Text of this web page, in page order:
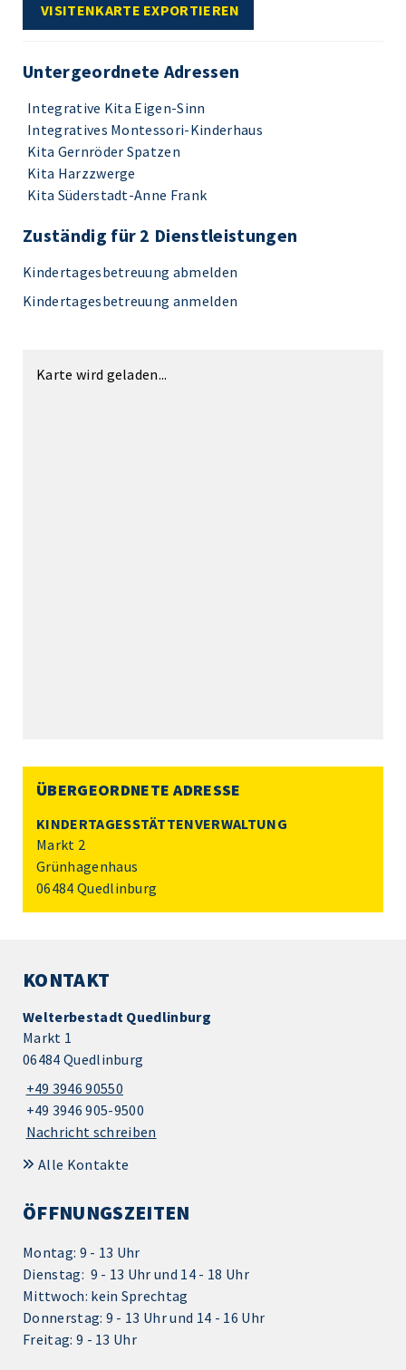
VISITENKARTE EXPORTIEREN
Untergeordnete Adressen
Integrative Kita Eigen-Sinn
Integratives Montessori-Kinderhaus
Kita Gernröder Spatzen
Kita Harzzwerge
Kita Süderstadt-Anne Frank
Zuständig für 2 Dienstleistungen
Kindertagesbetreuung abmelden
Kindertagesbetreuung anmelden
Karte wird geladen...
ÜBERGEORDNETE ADRESSE
KINDERTAGESSTÄTTENVERWALTUNG
Markt 2
Grünhagenhaus
06484 Quedlinburg
KONTAKT
Welterbestadt Quedlinburg
Markt 1
06484 Quedlinburg
+49 3946 90550
+49 3946 905-9500
Nachricht schreiben
Alle Kontakte
ÖFFNUNGSZEITEN
Montag: 9 - 13 Uhr
Dienstag: 9 - 13 Uhr und 14 - 18 Uhr
Mittwoch: kein Sprechtag
Donnerstag: 9 - 13 Uhr und 14 - 16 Uhr
Freitag: 9 - 13 Uhr